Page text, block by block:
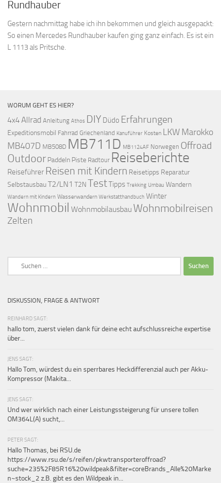
Rundhauber
Gestern nachmittag habe ich ihn bekommen und gleich ausgepackt:
So einen Mercedes Rundhauber kaufen ging ganz einfach. Es ist ein
L 1113 als Pritsche.
WORUM GEHT ES HIER?
4x4 Allrad Anleitung Athos DIY Düdo Erfahrungen
Expeditionsmobil Fahrrad Griechenland Kanuführer Kosten LKW Marokko
MB407D MB508D MB711D MB1124AF Norwegen Offroad
Outdoor Paddeln Piste Radtour Reiseberichte
Reiseführer Reisen mit Kindern Reisetipps Reparatur
SelbstausbauT2/LN1 T2N TestTipps Trekking Umbau Wandern
Wandern mit Kindern Wasserwandern Werkstatthandbuch Winter
Wohnmobil Wohnmobilausbau Wohnmobilreisen
Zelten
DISKUSSION, FRAGE & ANTWORT
REINHARD SAGT:
hallo tom, zuerst vielen dank für deine echt aufschlussreiche expertise
über...
JENS SAGT:
Hallo Tom, würdest du ein sperrbares Heckdifferenzial auch per Akku-
Kompressor (Makita...
JENS SAGT:
Und wer wirklich nach einer Leistungssteigerung für unsere tollen
OM364L(A) sucht,...
PETER SAGT:
Hallo Thomas, bei RSU.de
https://www.rsu.de/s/reifen/pkwtransporteroffroad?
suche=235%2F85R16%20wildpeak&filter=coreBrands_Alle%20Marke
n~stock_2 z.B. gibt es den Wildpeak in...